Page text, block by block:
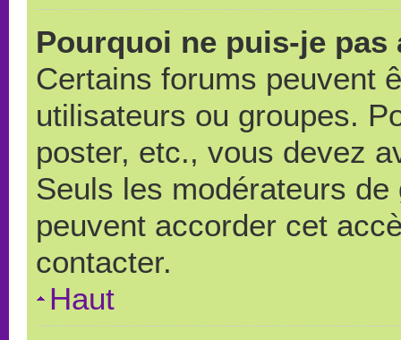
Pourquoi ne puis-je
Certains forums peuvent
utilisateurs ou groupes.
poster, etc., vous devez
Seuls les modérateurs
peuvent accorder cet
contacter.
Haut